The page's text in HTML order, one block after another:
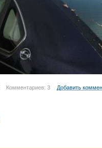
Комментариев: 3 Добавить